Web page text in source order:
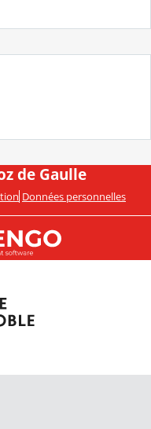
de Gaulle
Données personnelles